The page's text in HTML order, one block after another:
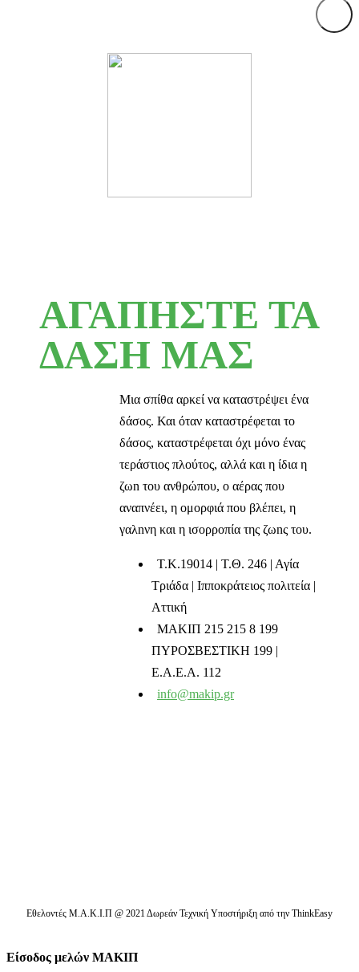
ΑΓΑΠΗΣΤΕ ΤΑ
ΔΑΣΗ ΜΑΣ
Μια σπίθα αρκεί να καταστρέψει ένα
δάσος. Και όταν καταστρέφεται το
δάσος, καταστρέφεται όχι μόνο ένας
τεράστιος πλούτος, αλλά και η ίδια η
ζωn του ανθρώπου, ο αέρας που
αναπνέει, η ομορφιά που βλέπει, η
γαλnνη και η ισορροπία της ζωnς του.
T.K.19014 | Τ.Θ. 246 | Αγία
Τριάδα | Ιπποκράτειος πολιτεία |
Αττική
ΜΑΚΙΠ 215 215 8 199
ΠΥΡΟΣΒΕΣΤΙΚΗ 199 |
Ε.Α.Ε.Α. 112
info@makip.gr
Εθελοντές Μ.Α.Κ.Ι.Π @ 2021 Δωρεάν Τεχνική Υποστήριξη από την ThinkEasy
Είσοδος μελών ΜΑΚΙΠ